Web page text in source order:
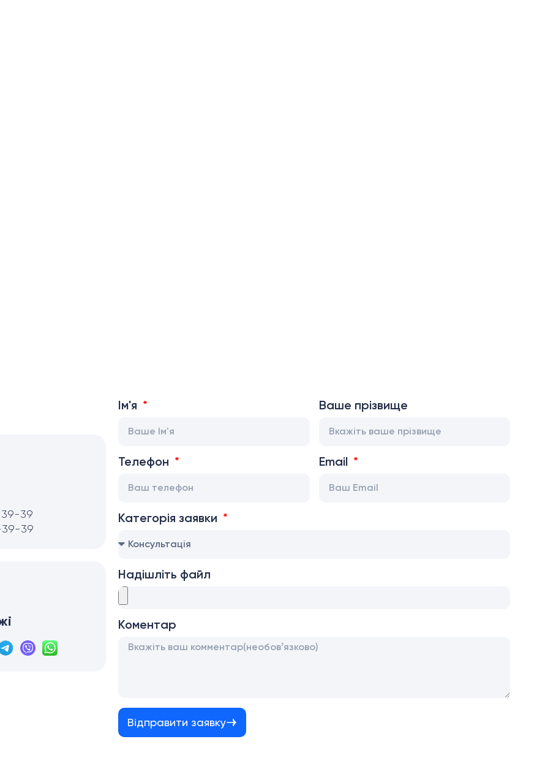
39-39
39-39
Ім'я Ваше прізвище
Телефон Email
Категорія заявки
Надішліть файл
Коментар
Відправити заявку